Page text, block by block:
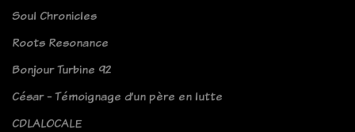
Soul Chronicles
Roots Resonance
Bonjour Turbine 92
César - Témoignage d’un père en lutte
CDLALOCALE